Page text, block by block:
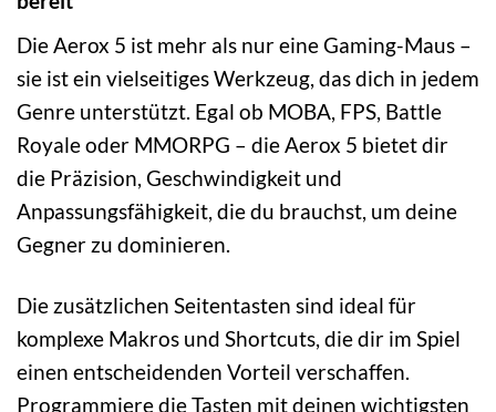
Die Aerox 5 ist mehr als nur eine Gaming-Maus –
sie ist ein vielseitiges Werkzeug, das dich in jedem
Genre unterstützt. Egal ob MOBA, FPS, Battle
Royale oder MMORPG – die Aerox 5 bietet dir
die Präzision, Geschwindigkeit und
Anpassungsfähigkeit, die du brauchst, um deine
Gegner zu dominieren.
Die zusätzlichen Seitentasten sind ideal für
komplexe Makros und Shortcuts, die dir im Spiel
einen entscheidenden Vorteil verschaffen.
Programmiere die Tasten mit deinen wichtigsten